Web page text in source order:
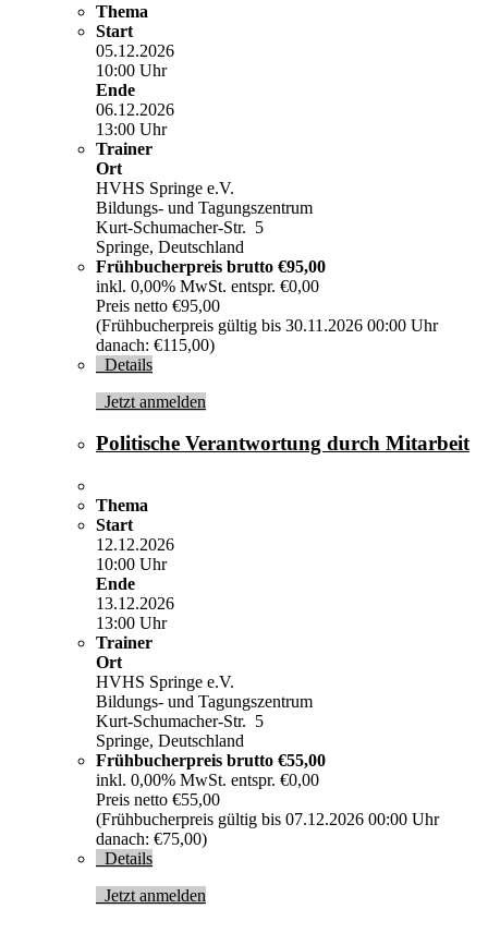
Thema
Start
05.12.2026
10:00 Uhr
Ende
06.12.2026
13:00 Uhr
Trainer
Ort
HVHS Springe e.V.
Bildungs- und Tagungszentrum
Kurt-Schumacher-Str. 5
Springe, Deutschland
Frühbucherpreis brutto €95,00
inkl. 0,00% MwSt. entspr. €0,00
Preis netto €95,00
(Frühbucherpreis gültig bis 30.11.2026 00:00 Uhr
danach: €115,00)
Details
Jetzt anmelden
Politische Verantwortung durch Mitarbeit
Thema
Start
12.12.2026
10:00 Uhr
Ende
13.12.2026
13:00 Uhr
Trainer
Ort
HVHS Springe e.V.
Bildungs- und Tagungszentrum
Kurt-Schumacher-Str. 5
Springe, Deutschland
Frühbucherpreis brutto €55,00
inkl. 0,00% MwSt. entspr. €0,00
Preis netto €55,00
(Frühbucherpreis gültig bis 07.12.2026 00:00 Uhr
danach: €75,00)
Details
Jetzt anmelden